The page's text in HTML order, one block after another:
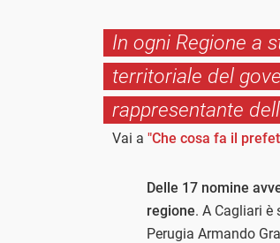
In ogni Regione a
territoriale del
rappresentante
Vai a "Che cosa fa il
Delle 17 nomine
regione. A Cagliari
Perugia Armando